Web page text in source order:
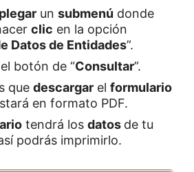
un submenú donde
clic en la opción
Datos de Entidades”.
botón de “Consultar”.
que descargar el formulario
en formato PDF.
tendrá los datos de tu
podrás imprimirlo.